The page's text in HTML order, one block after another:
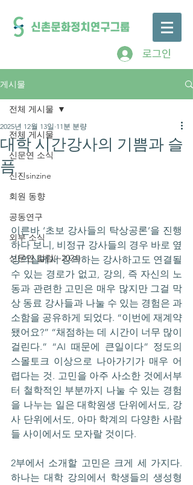
로그인
게시물
전체 게시물
신문연 소식
신진sinzine
회원 동향
공동연구
외부 소식
신문연 칼럼(~2024)
전체 게시물
대학 시간강사의 기쁨과 슬
픔
2025년 12월 13일 11분 분량
이른바 ‘초보 강사들의 탁상공론’을 진행
하다 보니, 비정규 강사들의 경우 바로 옆
강의실에서 강의하는 강사하고도 연결될
수 있는 경로가 없고, 강의, 즉 자신의 노
동과 관련한 고민은 매우 많지만 그걸 막
상 동료 강사들과 나눌 수 있는 경험은 과
소함을 공유하게 되었다. “이번에 재계약
됐어요?” “채점하는 데 시간이 너무 많이
걸린다.” “AI 때문에 큰일이다” 정도의
스몰토크 이상으로 나아가기가 매우 어
렵다는 것. 고민을 아주 사소한 것에서부
터 철학적인 부분까지 나눌 수 있는 경험
을 나누는 일은 대학원생 단위에서도, 강
사 단위에서도, 아마 학계의 다양한 사람
들 사이에서도 모자랄 것이다.
2부에서 소개할 고민은 크게 세 가지다.
하나는 대학 강의에서 학생들의 생성형